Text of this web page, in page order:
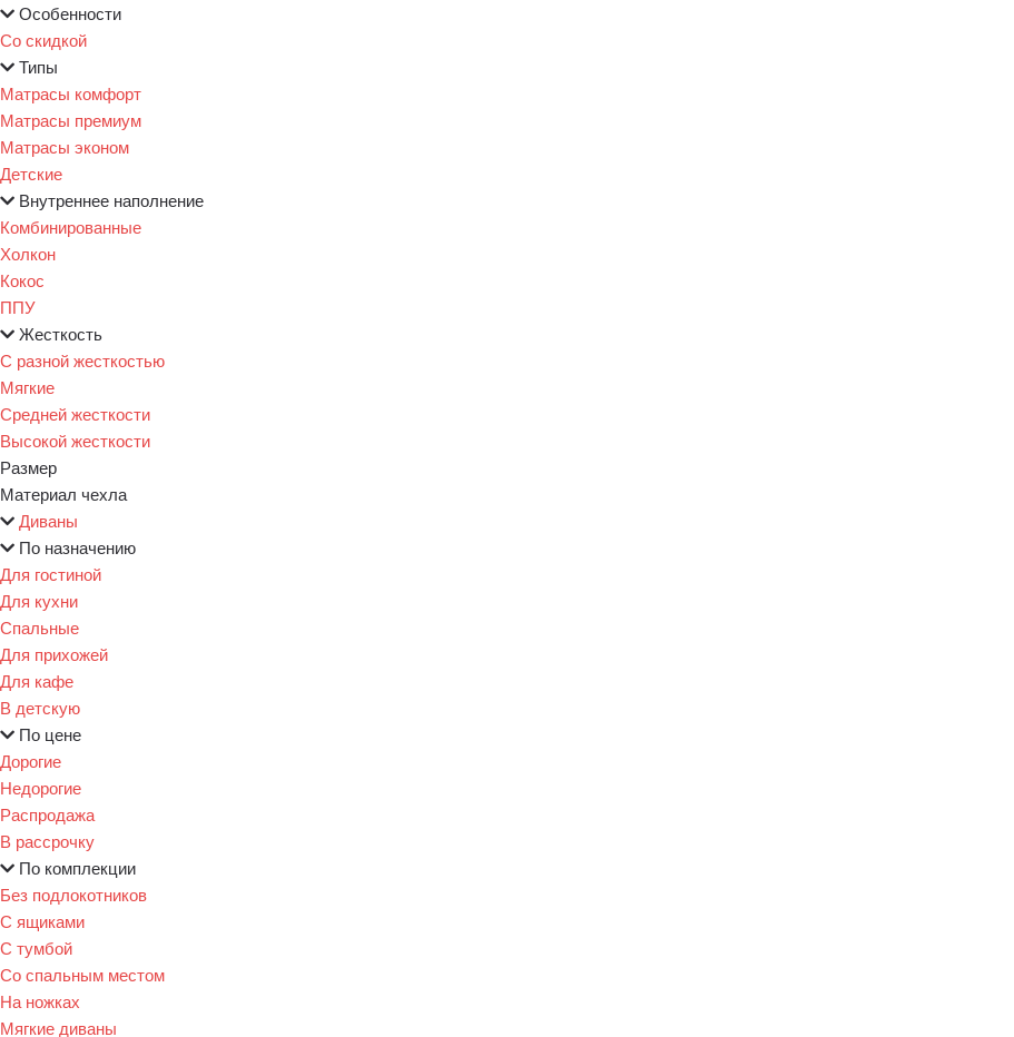
Особенности
Со скидкой
Типы
Матрасы комфорт
Матрасы премиум
Матрасы эконом
Детские
Внутреннее наполнение
Комбинированные
Холкон
Кокос
ППУ
Жесткость
С разной жесткостью
Мягкие
Средней жесткости
Высокой жесткости
Размер
Материал чехла
Диваны
По назначению
Для гостиной
Для кухни
Спальные
Для прихожей
Для кафе
В детскую
По цене
Дорогие
Недорогие
Распродажа
В рассрочку
По комплекции
Без подлокотников
С ящиками
С тумбой
Со спальным местом
На ножках
Мягкие диваны